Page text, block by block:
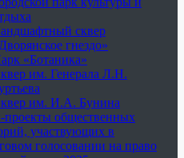
сквер
гнездо»
«Ботаника»
им. Генерала Л.Н.
им. И.А. Бунина
проекты общественных
участвующих в
голосовании на право